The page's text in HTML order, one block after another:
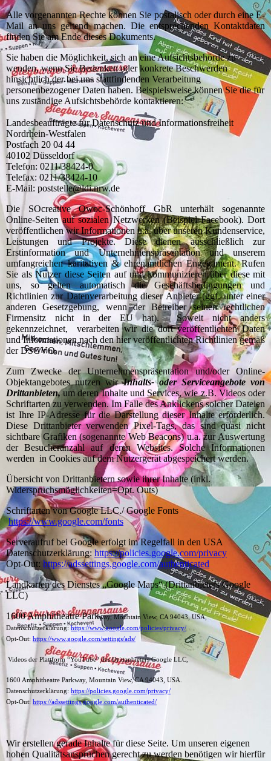
Alle vorgenannten Rechte können Sie postalisch oder durch eine E-
Mail an uns geltend machen. Die entsprechenden Kontaktdaten
finden Sie am Ende dieses Dokuments.
Sie haben die Möglichkeit, sich an eine Aufsichtsbehörde zu
wenden, wenn Sie Bedenken oder konkrete Beschwerden
hinsichtlich der bei uns stattfindenden Verarbeitung
personenbezogener Daten haben. Beispielsweise können Sie die für
uns zuständige Aufsichtsbehörde kontaktieren:
Landesbeauftragte für Datenschutz und Informationsfreiheit
Nordrhein-Westfalen
Postfach 20 04 44
40102 Düsseldorf
Telefon: 0211/38424-0
Telefax: 0211/38424-10
E-Mail: poststelle@ldi.nrw.de
Die SOcreative Owoc-Schönhoff GbR unterhält sogenannte
Online-Seiten auf sozialen Netzwerken (Beispiel Facebook). Dort
veröffentlichen wir Informationen u.a. über unseren Kundenservice,
Leistungen und Projekte. Diese dienen ausschließlich zur
Erstinformation und Unternehmenspräsentation und unserem
umfangreichen karitativen & ehrenamtlichen Engegament. Rufen
Sie als Nutzer diese Seiten auf und kommunizieren über diese mit
uns, so gelten automatisch die Geschäftsbedingungen und
Richtlinien zur Datenverarbeitung dieser Anbieter (ggf. unter einer
anderen Gesetzgebung, wenn der Betreiber seinen rechtlichen
Firmensitz nicht in der EU hat). Soweit nicht anders
gekennzeichnet, verarbeiten wir die dort veröffentlichten Daten
und Informationen nach den hier veröffentlichten Richtlinien gemäß
der DSGVO.
Zum Zwecke der Unternehmenspräsentation und/oder Online-
Objektangebotes nutzen wirInhalts- oder Serviceangebote von
Drittanbieten,um deren Inhalte und Services, wie z.B. Videos oder
Schriftarten zu verwenden. Im Falle des Anklickens solcher Dateien
ist Ihre IP-Adresse für die Darstellung dieser Inhalte erforderlich.
Diese Drittanbieter verwenden Pixel-Tags, das sind quasi nicht
sichtbare Grafiken (sogenannte Web Beacons) u.a. zur Auswertung
der Besucheranzahl auf deren Websites. Solche Informationen
werden in Cookies auf dem Nutzergerät abgespeichert werden.
Übersicht von Drittanbietern sowie ihrer Inhalte (inkl.
Widerspruchsmöglichkeiten=Opt. Outs)
Schriftarten von Google LLC./ Google Fonts
https://www.google.com/fonts
Serveraufruf bei Google erfolgt im Regelfall in den USA
Datenschutzerklärung:https://policies.google.com/privacy
Opt-Out: https://adssettings.google.com/authenticated
Landkarten des Dienstes „Google Maps“ (Drittanbieters Google
LLC)
1600 Amphitheatre Parkway, Mountain View, CA 94043, USA,
Datenschutzerklärung:https://www.google.com/policies/privacy/
Opt-Out: https://www.google.com/settings/ads/
Videos der Plattform “YouTube” des Drittanbieters Google LLC,
1600 Amphitheatre Parkway, Mountain View, CA 94043, USA.
Datenschutzerklärung: https://policies.google.com/privacy/
Opt-Out: https://adssettings.google.com/authenticated/
Wir erstellen gerade Inhalte für diese Seite. Um unseren eigenen
hohen Qualitätsansprüchen gerecht zu werden benötigen wir hierfür